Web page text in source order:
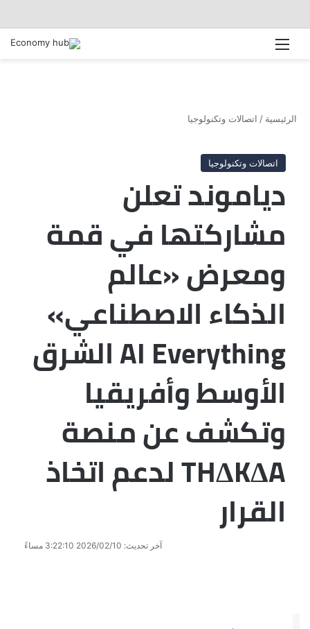
الرئيسية / اتصالات وتكنولوجيا
اتصالات وتكنولوجيا
دياموند تعلن
مشاركتها في قمة
ومعرض «عالم
الذكاء الاصطناعي»
AI Everything الشرق
الأوسط وأفريقيا
وتكشف عن منصة
THΔKΔA لدعم اتخاذ
القرار
آخر تحديث: 2026/02/10 3:22:10 مساءً